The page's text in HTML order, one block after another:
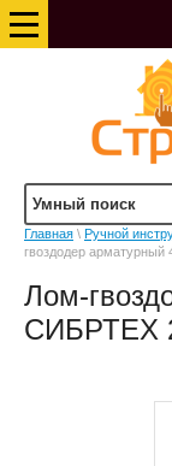
Главная \ Ручной
гвоздодер
Лом-
СИБРТЕХ